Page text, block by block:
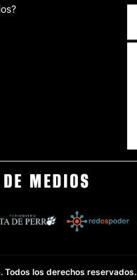
los derechos reservados.